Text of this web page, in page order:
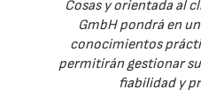
Cosas y orientada al
GmbH pondrá en
conocimientos
permitirán gestionar
fiabilidad y